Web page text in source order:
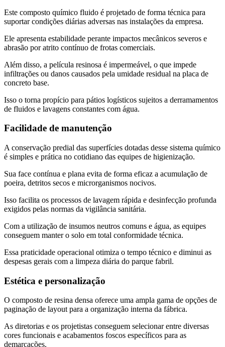
Este composto químico fluido é projetado de forma técnica para
suportar condições diárias adversas nas instalações da empresa.
Ele apresenta estabilidade perante impactos mecânicos severos e
abrasão por atrito contínuo de frotas comerciais.
Além disso, a película resinosa é impermeável, o que impede
infiltrações ou danos causados pela umidade residual na placa de
concreto base.
Isso o torna propício para pátios logísticos sujeitos a derramamentos
de fluidos e lavagens constantes com água.
Facilidade de manutenção
A conservação predial das superfícies dotadas desse sistema químico
é simples e prática no cotidiano das equipes de higienização.
Sua face contínua e plana evita de forma eficaz a acumulação de
poeira, detritos secos e microrganismos nocivos.
Isso facilita os processos de lavagem rápida e desinfecção profunda
exigidos pelas normas da vigilância sanitária.
Com a utilização de insumos neutros comuns e água, as equipes
conseguem manter o solo em total conformidade técnica.
Essa praticidade operacional otimiza o tempo técnico e diminui as
despesas gerais com a limpeza diária do parque fabril.
Estética e personalização
O composto de resina densa oferece uma ampla gama de opções de
paginação de layout para a organização interna da fábrica.
As diretorias e os projetistas conseguem selecionar entre diversas
cores funcionais e acabamentos foscos específicos para as
demarcações.